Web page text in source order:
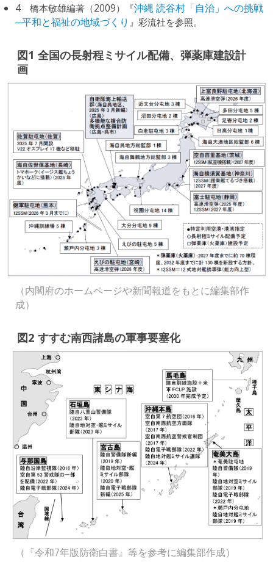
4 橋本敏雄編著（2009）『沖縄 読谷村「自治」への挑戦
─平和と福祉の地域づくり 』彩流社を参照。
図1 全国の長射程ミサイル配備、弾薬庫建設計
画
（内閣府のホームページや新聞報道をもとに編集部作
成）
図2 すすむ南西諸島の軍事要塞化
（『令和7年版防衛白書』等を参考に編集部作成）